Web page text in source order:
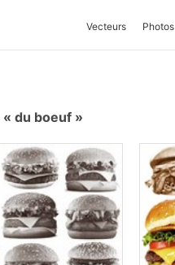
Vecteurs Photos
du boeuf